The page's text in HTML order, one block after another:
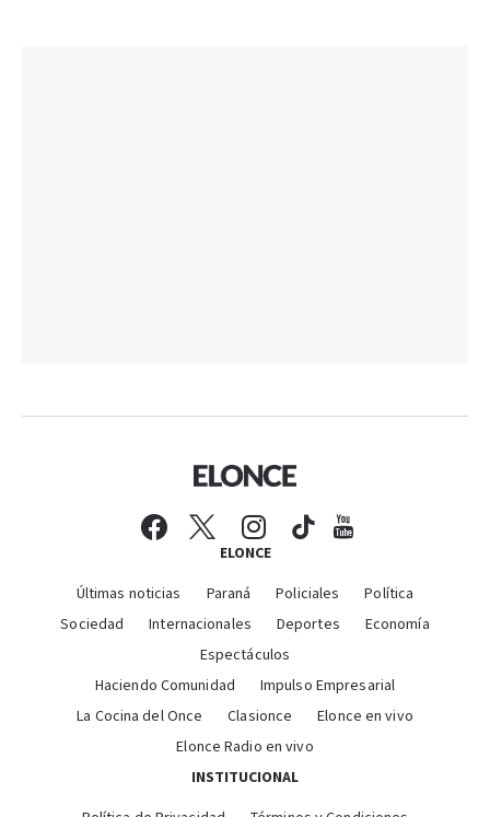
ELONCE
Últimas noticias Paraná Policiales
Política
Sociedad
Internacionales Deportes
Economía
Espectáculos
Haciendo Comunidad
Impulso Empresarial
La Cocina del Once
Clasionce
Elonce en vivo
Elonce Radio en vivo
INSTITUCIONAL